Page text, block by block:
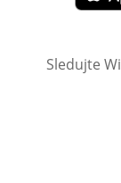
Sledujte